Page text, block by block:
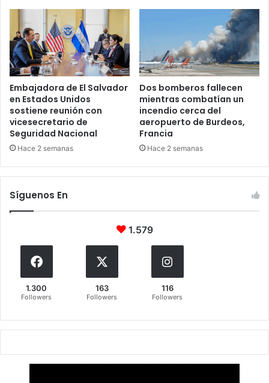
Embajadora de El Salvador
en Estados Unidos
sostiene reunión con
vicesecretario de
Seguridad Nacional
Hace 2 semanas
Dos bomberos fallecen
mientras combatían un
incendio cerca del
aeropuerto de Burdeos,
Francia
Hace 2 semanas
Síguenos En
1.579
1.300
Followers
163
Followers
116
Followers